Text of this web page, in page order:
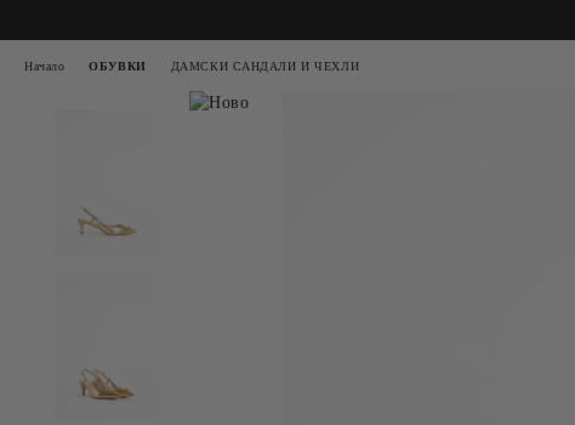
Начало ОБУВКИ ДАМСКИ САНДАЛИ И ЧЕХЛИ